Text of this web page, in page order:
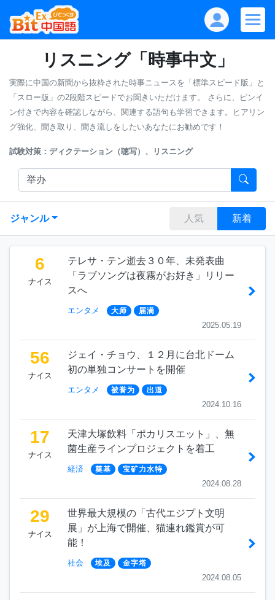
リスニング「時事中文」
実際に中国の新聞から抜粋された時事ニュースを「標準スピード版」と
「スロー版」の2段階スピードでお聞きいただけます。
さらに、ピンイ
ン付きで内容を確認しながら、関連する語句も学習できます。ヒアリン
グ強化、聞き取り、聞き流しをしたいあなたにお勧めです！
試験対策：ディクテーション（聴写）、リスニング
ジャンル 人気 新着
6
ナイス
テレサ・テン逝去３０年、未発表曲
「ラブソングは夜霧がお好き」リリー
スへ
エンタメ 大师 届满
2025.05.19
56
ナイス
ジェイ・チョウ、１２月に台北ドーム
初の単独コンサートを開催
エンタメ 被誉为 出道
2024.10.16
17
ナイス
天津大塚飲料「ポカリスエット」、無
菌生産ラインプロジェクトを着工
経済 奠基 宝矿力水特
2024.08.28
29
ナイス
世界最大規模の「古代エジプト文明
展」が上海で開催、猫連れ鑑賞が可
能！
社会 埃及 金字塔
2024.08.05